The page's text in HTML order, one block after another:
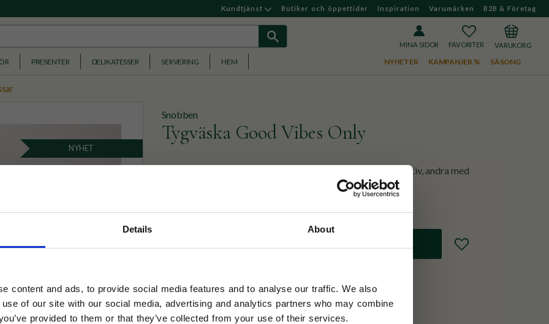
Details About
content and ads, to provide social media features and to analyse our traffic. We also
of our site with our social media, advertising and analytics partners who may combine
provided to them or that they’ve collected from your use of their services.
Kundtjänst Butiker och öppettider Inspiration Varumärken B2B & Företag
MINA SIDOR
FAVORITERKUNDVAGN
PRESENTER DELIKATESSER SERVERING HEM NYHETER KAMPANJER % SÄSONG
Snobben
Tygväska Good Vibes Only
Blå retro tygkasse i kanvas med Snobben. Ena sidan med motiv, andra med
texten "Good vibes only!" Perfekt för vardagen.
NYHET
269KR
Lägg till i favoriter
✓ Fri frakt över 399 kr
✓ Betala direkt eller inom 30 dagar
Läs mer